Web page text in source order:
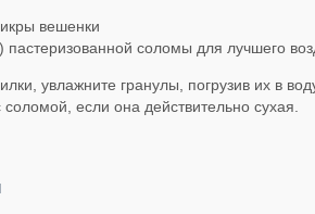
вешенки
пастеризованной соломы для лучшего
увлажните гранулы, погрузив их в
если она действительно сухая.